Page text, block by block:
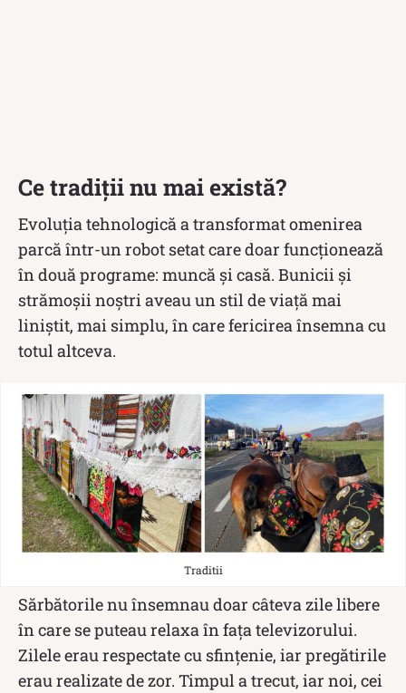
Ce tradiții nu mai există?
Evoluția tehnologică a transformat omenirea
parcă într-un robot setat care doar funcționează
în două programe: muncă și casă. Bunicii și
strămoșii noștri aveau un stil de viață mai
liniștit, mai simplu, în care fericirea însemna cu
totul altceva.
Traditii
Sărbătorile nu însemnau doar câteva zile libere
în care se puteau relaxa în fața televizorului.
Zilele erau respectate cu sfințenie, iar pregătirile
erau realizate de zor. Timpul a trecut, iar noi, cei